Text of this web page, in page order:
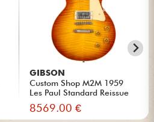
GIBSON
Custom Shop M2M 1959
Les Paul Standard Reissue
#93...
8569.00 €